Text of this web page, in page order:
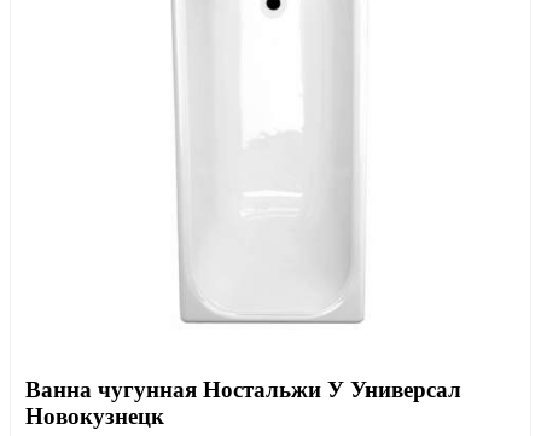
Ванна чугунная Ностальжи У Универсал
Новокузнецк